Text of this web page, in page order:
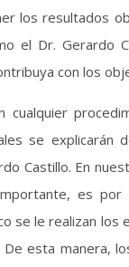
los resultados
el Dr. Gerardo
con los
cualquier
se
Castillo. En
es
se le realizan los
esta manera,